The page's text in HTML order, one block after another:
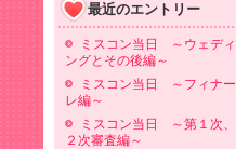
最近のエントリー
ミスコン当日 ～ウェディ
ングとその後編～
ミスコン当日 ～フィナー
レ編～
ミスコン当日 ～第１次、
２次審査編～